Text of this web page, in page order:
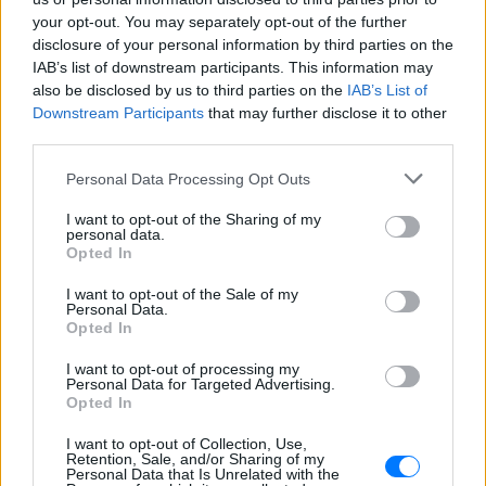
your opt-out. You may separately opt-out of the further
disclosure of your personal information by third parties on the
IAB’s list of downstream participants. This information may
also be disclosed by us to third parties on the IAB’s List of
Downstream Participants that may further disclose it to other
Personal Data Processing Opt Outs
I want to opt-out of the Sharing of my
personal data.
Opted In
I want to opt-out of the Sale of my
Personal Data.
Opted In
I want to opt-out of processing my
Personal Data for Targeted Advertising.
Opted In
I want to opt-out of Collection, Use,
Retention, Sale, and/or Sharing of my
Personal Data that Is Unrelated with the
ΣΤΗΝ ΙΔΙΑ ΚΑΤΗΓΟΡΙΑ
Βάλια Χατζηθεοδώρου: Μπικίνι
και βραδινές έξοδοι στη
Μύκονο – Οι φωτογραφίες της
Instagram σειρά στιγμιότυπων από τις
των ανέμων».
τις πόζες της
από τις καλοκαιρινές της διακοπές στο
νησί των Κυκλάδων
βράδυ στο νοσοκομείο με ορούς
και αντιβιώσεις»